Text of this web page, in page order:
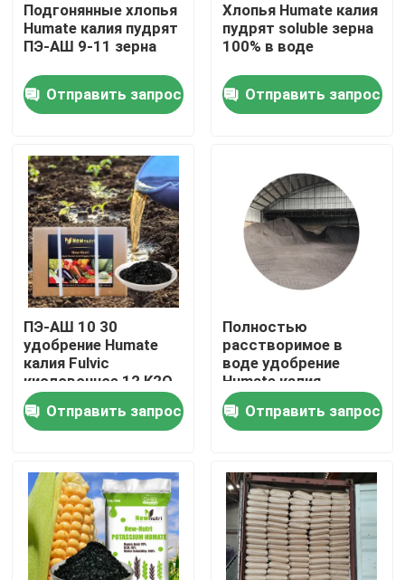
Дома
О Компании
Контакты
Продукция
Удобрение гуминовой кислоты органическое
Аминокислотные органические удобрения
Удобрение азота органическое
Удобрение порошка выдержки морской водоросли
Порошок Fulvic кисловочный
Подгонянные хлопья
Humate калия пудрят
ПЭ-АШ 9-11 зерна
Отправить запрос
Хлопья Humate калия
пудрят soluble зерна
100% в воде
Отправить запрос
ПЭ-АШ 10 30
удобрение Humate
калия Fulvic
кисловочное 12 K2O
Отправить запрос
Полностью
расстворимое в
воде удобрение
Humate калия
гуминовой кислоты
65%Отправить запрос